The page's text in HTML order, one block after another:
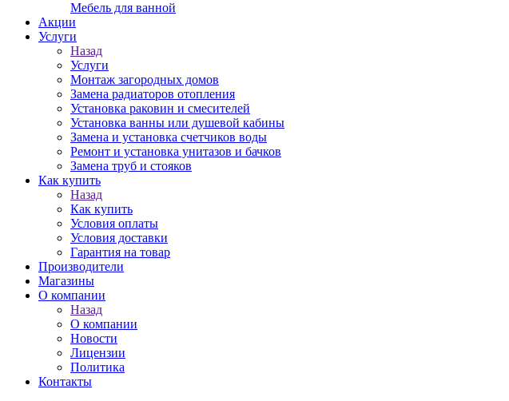
Мебель для ванной
Акции
Услуги
Назад
Услуги
Монтаж загородных домов
Замена радиаторов отопления
Установка раковин и смесителей
Установка ванны или душевой кабины
Замена и установка счетчиков воды
Ремонт и установка унитазов и бачков
Замена труб и стояков
Как купить
Назад
Как купить
Условия оплаты
Условия доставки
Гарантия на товар
Производители
Магазины
О компании
Назад
О компании
Новости
Лицензии
Политика
Контакты